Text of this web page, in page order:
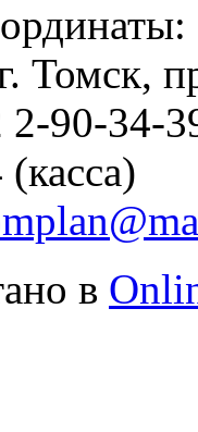
Томск,
2-90-34-
в